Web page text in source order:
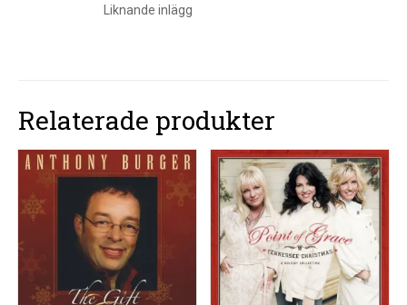
Liknande inlägg
Relaterade produkter